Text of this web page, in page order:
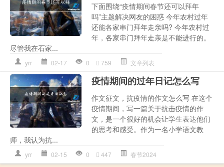
下面围绕“疫情期间春节还可以拜年
吗”主题解决网友的困惑 今年农村过年
还能各家串门拜年走亲吗? 今年农村过
年，各家串门拜年走亲是不能进行的。
尽管我在石家...
yrr 02-17 0 759 文章列表
疫情期间的过年日记怎么写
作文征文，抗疫情的作文怎么写 在这个
疫情期间，写一篇关于抗击疫情的作
文，是一个很好的机会让学生表达他们
的思考和感受。作为一名小学语文教
师，我认为抗...
yrr 02-15 0 447 春节2024